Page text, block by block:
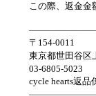
円以下の場
上馬1-20-2
5023
返品